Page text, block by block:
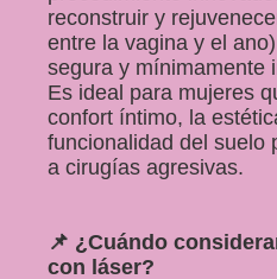
reconstruir y
entre la vagina y el
segura y mínimamente
Es ideal para mujeres
confort íntimo, la
funcionalidad del suelo
a cirugías agresivas.
📌 ¿Cuándo
con láser?